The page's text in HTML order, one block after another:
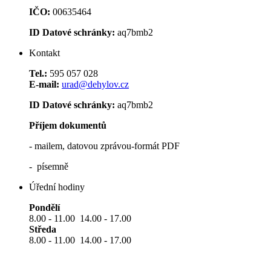
IČO: 00635464
ID Datové schránky: aq7bmb2
Kontakt
Tel.: 595 057 028
E-mail: urad@dehylov.cz
ID Datové schránky: aq7bmb2
Příjem dokumentů
- mailem, datovou zprávou-formát PDF
- písemně
Úřední hodiny
Pondělí
8.00 - 11.00 14.00 - 17.00
Středa
8.00 - 11.00 14.00 - 17.00